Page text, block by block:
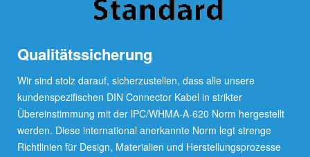
Qualitätssicherung
Wir sind stolz darauf, sicherzustellen, dass alle unsere
kundenspezifischen DIN Connector Kabel in strikter
Übereinstimmung mit der lPC/WHMA-A-620 Norm hergestellt
werden. Diese international anerkannte Norm legt strenge
Richtlinien für Design, Materialien und Herstellungsprozesse